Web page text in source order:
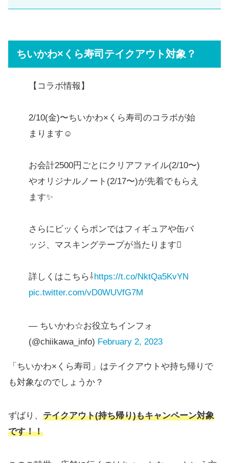
ちいかわ×くら寿司テイクアウト対象？
【コラボ情報】
2/10(金)〜ちいかわ×くら寿司のコラボが始
まります☺
お会計2500円ごとにクリアファイル(2/10〜)
やオリジナルノート(2/17〜)が先着でもらえ
ます✨
さらにビッくらポンではフィギュアや缶バ
ッジ、マスキングテープが当たります
詳しくはこちら⇩ https://t.co/NktQa5KvYN
pic.twitter.com/vD0WUVfG7M
— ちいかわ☆お役立ちインフォ
(@chiikawa_info) February 2, 2023
「ちいかわ×くら寿司」はテイクアウトや持ち帰りで
も対象なのでしょうか？
ずばり、 テイクアウト(持ち帰り)もキャンペーン対象
です！！